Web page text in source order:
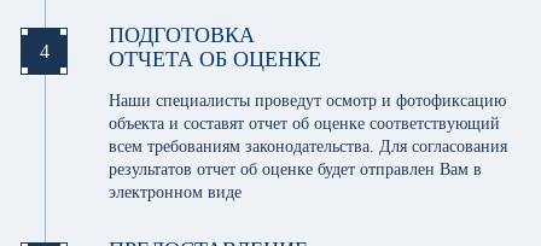
4
ПОДГОТОВКА
ОТЧЕТА ОБ ОЦЕНКЕ
Наши специалисты проведут осмотр и фотофиксацию
объекта и составят отчет об оценке соответствующий
всем требованиям законодательства. Для согласования
результатов отчет об оценке будет отправлен Вам в
электронном виде